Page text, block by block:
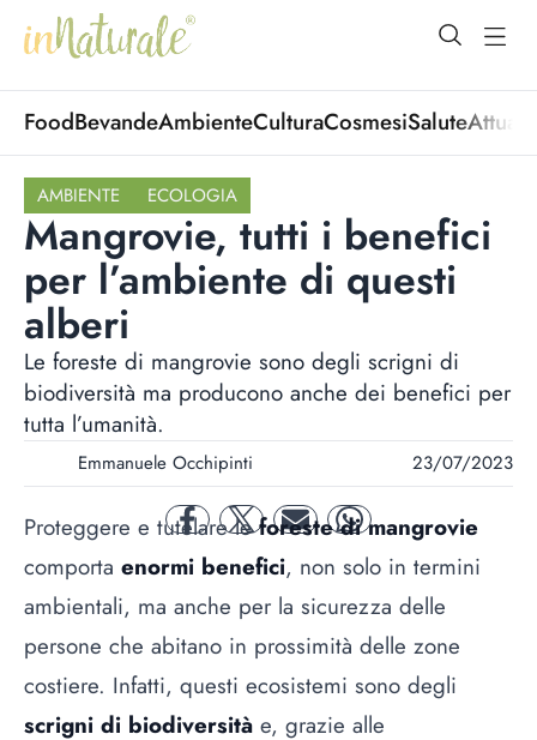
open
FoodBevandeAmbienteCulturaCosmesiSalute
AMBIENTE ECOLOGIA
Mangrovie, tutti i benefici
per l’ambiente di questi
alberi
Le foreste di mangrovie sono degli scrigni di
biodiversità ma producono anche dei benefici per
tutta l’umanità.
Emmanuele Occhipinti 23/07/2023
facebooktwitter mail whatsapp
Proteggere e tutelare leforeste di mangrovie
comporta enormi benefici, non solo in termini
ambientali, ma anche per la sicurezza delle
persone che abitano in prossimità delle zone
costiere. Infatti, questi ecosistemi sono degli
scrigni di biodiversità e, grazie alle